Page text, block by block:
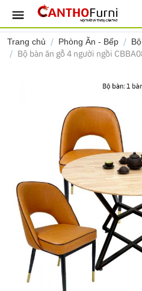
Trang chủ / Phòng Ăn - Bếp /
/ Bộ bàn ăn gỗ 4 người ngồi